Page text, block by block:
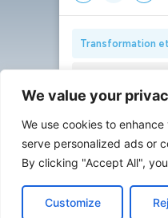
We value your
We use cookies to
serve personalized ads or
By clicking "Accept All",
Customize